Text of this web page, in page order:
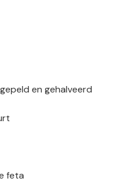
en gehalveerd
feta